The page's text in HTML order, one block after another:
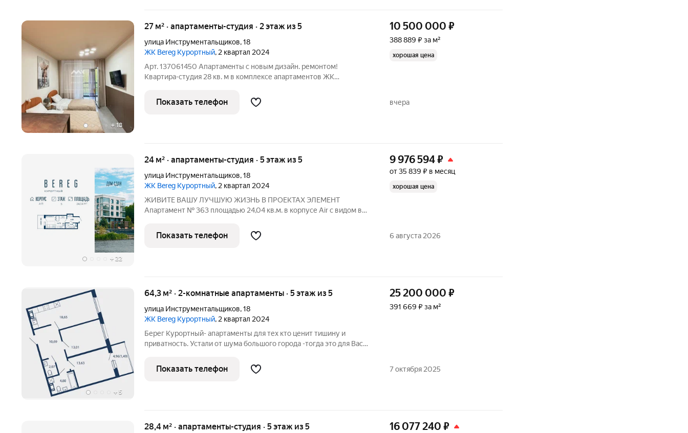
+ 18
27 м² · апартаменты-студия · 2 этаж из 5
улица Инструментальщиков,18
ЖК Bereg Курортный, 2 квартал 2024
Арт. 137061450 Апартaмeнты с новым дизайн. ремонтом!
Квартира-студия 28 кв. м в комплексе апартаментов ЖК
в сердце Сестрорецка рядом с парком Дубки, выход к заливу , а
также внутри
10 500 000 ₽
388 889 ₽ за м²
хорошая цена
Показать телефон вчера
+ 22
24 м² · апартаменты-студия · 5 этаж из 5
улица Инструментальщиков,18
ЖК Bereg Курортный, 2 квартал 2024
ЖИВИТЕ ВАШУ ЛУЧШУЮ ЖИЗНЬ В ПРОЕКТАХ ЭЛЕМЕНТ
Апартамент № 363 площадью 24,04 кв.м. в корпусе Air с видом во
петербургского девелопера ELEMENT (ранее Element
Development) в Санкт-Петербурге,
9 976 594₽
от 35 839 ₽ в месяц
хорошая цена
Показать телефон 6 августа 2026
+ 5
64,3 м² · 2-комнатные апартаменты · 5 этаж из 5
улица Инструментальщиков,18
ЖК Bereg Курортный, 2 квартал 2024
Берег Курортный- апартаменты для тех кто ценит тишину и
приватность. Устали от шума большого города -тогда это для Вас .
выходят на двор с по-настоящему продуманным ландшафтом. В
25 200 000 ₽
391 669 ₽ за м²
Показать телефон 7 октября 2025
28,4 м² · апартаменты-студия · 5 этаж из 5 16 077 240 ₽